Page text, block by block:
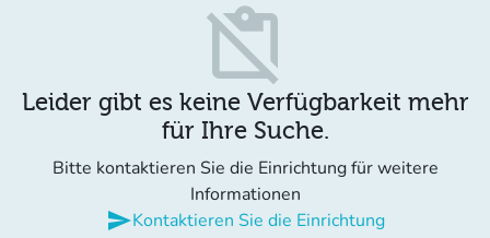
content_paste_off
Leider gibt es keine Verfügbarkeit mehr
für Ihre Suche.
Bitte kontaktieren Sie die Einrichtung für weitere
Informationen
sendKontaktieren Sie die Einrichtung